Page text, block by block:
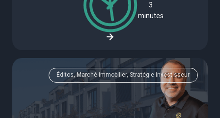
3
minutes
Éditos, Marché immobilier, Stratégie investisseur